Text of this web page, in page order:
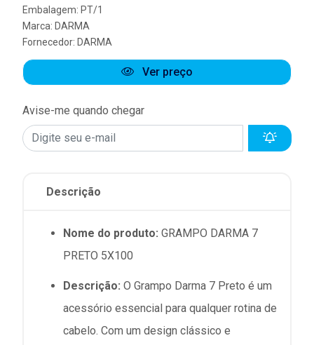
Embalagem: PT/1
Marca: DARMA
Fornecedor: DARMA
Ver preço
Avise-me quando chegar
Descrição
Nome do produto: GRAMPO DARMA 7
PRETO 5X100
Descrição: O Grampo Darma 7 Preto é um
acessório essencial para qualquer rotina de
cabelo. Com um design clássico e